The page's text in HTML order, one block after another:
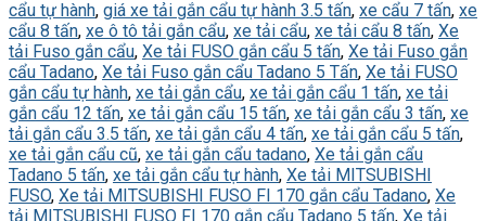
cẩu tự hành, giá xe tải gắn cẩu tự hành 3.5 tấn, xe cẩu 7 tấn, xe
cẩu 8 tấn, xe ô tô tải gắn cẩu, xe tải cẩu, xe tải cẩu 8 tấn, Xe
tải Fuso gắn cẩu, Xe tải FUSO gắn cẩu 5 tấn, Xe tải Fuso gắn
cẩu Tadano, Xe tải Fuso gắn cẩu Tadano 5 Tấn, Xe tải FUSO
gắn cẩu tự hành, xe tải gắn cẩu, xe tải gắn cẩu 1 tấn, xe tải
gắn cẩu 12 tấn, xe tải gắn cẩu 15 tấn, xe tải gắn cẩu 3 tấn, xe
tải gắn cẩu 3.5 tấn, xe tải gắn cẩu 4 tấn, xe tải gắn cẩu 5 tấn,
xe tải gắn cẩu cũ, xe tải gắn cẩu tadano, Xe tải gắn cẩu
Tadano 5 tấn, xe tải gắn cẩu tự hành, Xe tải MITSUBISHI
FUSO, Xe tải MITSUBISHI FUSO FI 170 gắn cẩu Tadano, Xe
tải MITSUBISHI FUSO FI 170 gắn cẩu Tadano 5 tấn, Xe tải